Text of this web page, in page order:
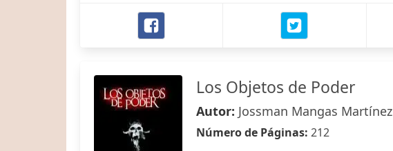
Los Objetos de Poder
Autor: Jossman Mangas Martínez
Número de Páginas: 212